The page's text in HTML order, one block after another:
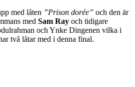
med låten ”Prison dorée” och den är
med Sam Ray och tidigare
och Ynke Dingenen vilka i
två låtar med i denna final.